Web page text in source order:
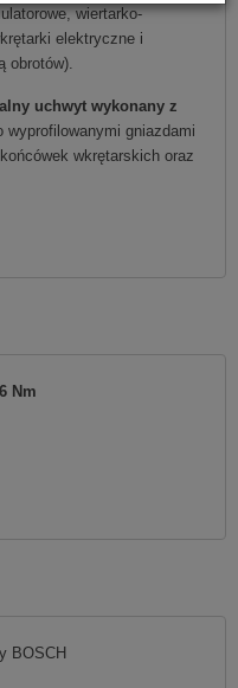
wiertarko-
elektryczne i
obrotów).
uchwyt wykonany z
wyprofilowanymi gniazdami
wkrętarskich oraz
Nm
BOSCH